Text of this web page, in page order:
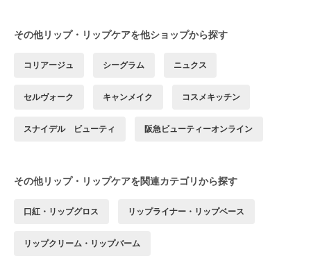
その他リップ・リップケアを他ショップから探す
コリアージュ シーグラム ニュクス
セルヴォーク キャンメイク コスメキッチン
スナイデル ビューティ 阪急ビューティーオンライン
その他リップ・リップケアを関連カテゴリから探す
口紅・リップグロス リップライナー・リップベース
リップクリーム・リップバーム